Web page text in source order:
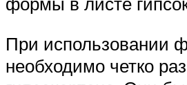
При использовании
необходимо четко